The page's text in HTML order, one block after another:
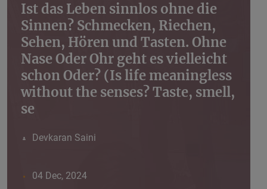
Ist das Leben sinnlos ohne die
Sinnen? Schmecken, Riechen,
Sehen, Hören und Tasten. Ohne
Nase Oder Ohr geht es vielleicht
schon Oder? (Is life meaningless
without the senses? Taste, smell,
se
Devkaran Saini
04 Dec, 2024